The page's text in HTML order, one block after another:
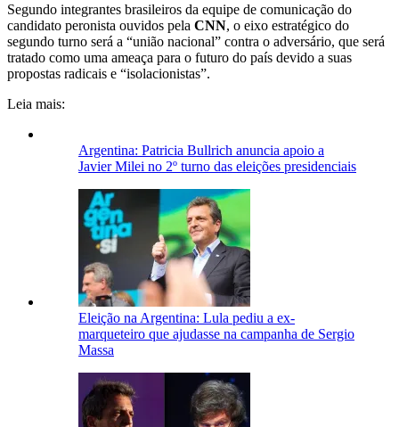
Segundo integrantes brasileiros da equipe de comunicação do
candidato peronista ouvidos pela CNN, o eixo estratégico do
segundo turno será a “união nacional” contra o adversário, que será
tratado como uma ameaça para o futuro do país devido a suas
propostas radicais e “isolacionistas”.
Leia mais:
Argentina: Patricia Bullrich anuncia apoio a
Javier Milei no 2º turno das eleições presidenciais
Eleição na Argentina: Lula pediu a ex-
marqueteiro que ajudasse na campanha de Sergio
Massa